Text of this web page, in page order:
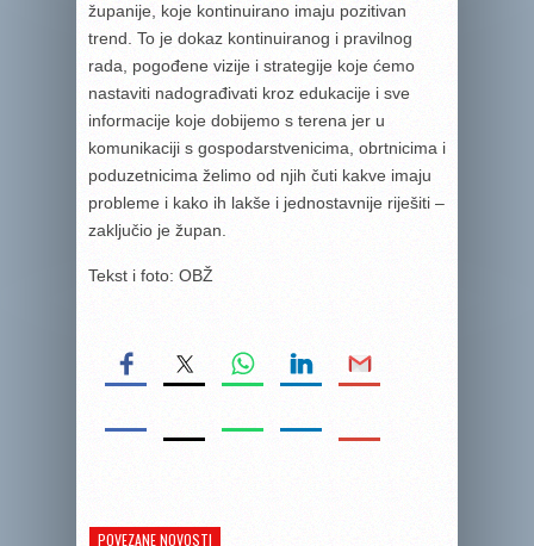
županije, koje kontinuirano imaju pozitivan
trend. To je dokaz kontinuiranog i pravilnog
rada, pogođene vizije i strategije koje ćemo
nastaviti nadograđivati kroz edukacije i sve
informacije koje dobijemo s terena jer u
komunikaciji s gospodarstvenicima, obrtnicima i
poduzetnicima želimo od njih čuti kakve imaju
probleme i kako ih lakše i jednostavnije riješiti –
zaključio je župan.
Tekst i foto: OBŽ
POVEZANE NOVOSTI